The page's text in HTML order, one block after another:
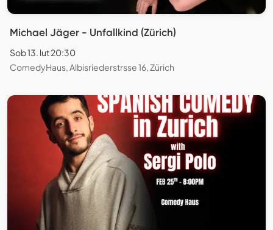
Michael Jäger - Unfallkind (Zürich)
Sob 13. lut 20:30
ComedyHaus, Albisriederstrsse 16, Zürich